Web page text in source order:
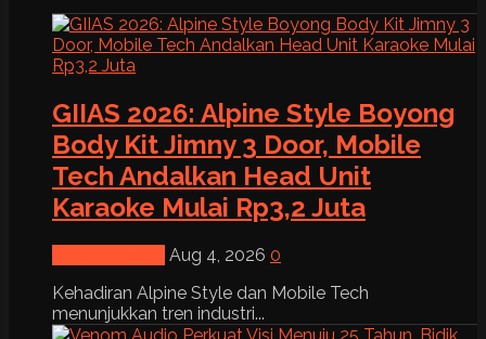
GIIAS 2026: Alpine Style Boyong
Body Kit Jimny 3 Door, Mobile
Tech Andalkan Head Unit
Karaoke Mulai Rp3,2 Juta
Aug 4, 2026 0
Kehadiran Alpine Style dan Mobile Tech
menunjukkan tren industri...